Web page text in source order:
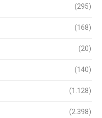
(295)
(168)
(20)
(140)
(1.128)
(2.398)